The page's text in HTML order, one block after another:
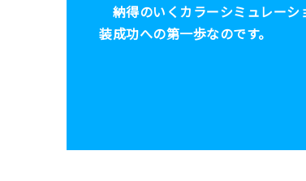
納得のいくカラーシミュレーシ
装成功への第一歩なのです。